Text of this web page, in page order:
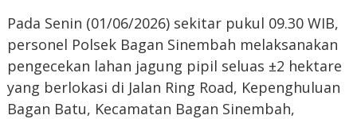
Pada Senin (01/06/2026) sekitar pukul 09.30 WIB,
personel Polsek Bagan Sinembah melaksanakan
pengecekan lahan jagung pipil seluas ±2 hektare
yang berlokasi di Jalan Ring Road, Kepenghuluan
Bagan Batu, Kecamatan Bagan Sinembah,